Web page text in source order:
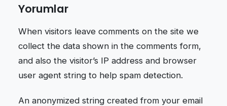
Yorumlar
When visitors leave comments on the site we
collect the data shown in the comments form,
and also the visitor’s IP address and browser
user agent string to help spam detection.
An anonymized string created from your email